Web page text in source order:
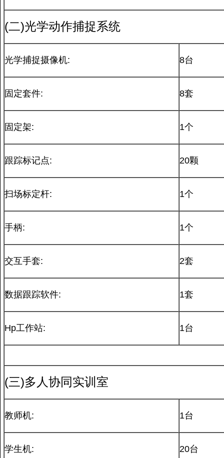
(二)光学动作捕捉系统
光学捕捉摄像机: 8台
固定套件: 8套
固定架: 1个
跟踪标记点: 20颗
扫场标定杆: 1个
手柄: 1个
交互手套: 2套
数据跟踪软件: 1套
Hp工作站: 1台
(三)多人协同实训室
教师机: 1台
学生机: 20台